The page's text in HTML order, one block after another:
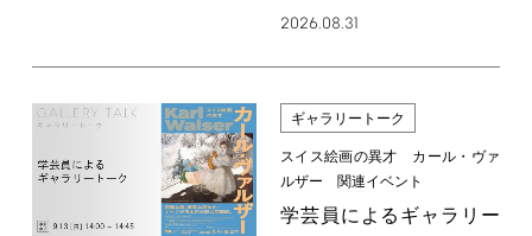
2026.08.31
ギャラリートーク
スイス絵画の異才 カール・ヴァ
ルザー 関連イベント
学芸員によるギャラリー